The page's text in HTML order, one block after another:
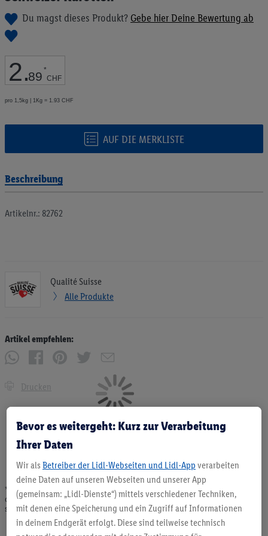
Du magst dieses Produkt? Gebe hier Deine Bewertung ab
2.89 *
CHF
pro 1,5kg | 1Kg = 1.93 CHF
AUF DIE MERKLISTE
springen
Beschreibung
Artikelnr.: 82762
Qualité Suisse
Alle Produkte
Artikel empfehlen:
Drucken
* Angebote solange Vorrat. Abgabe nur in haushaltsüblichen Mengen. Verkauf
ohne Dekoration. Die hier beworbenen Produkte, vor allem NonFood-Produkte,
sind nicht alle dauerhaft im Sortiment. Abbildungen ähnlich.
Bevor es weitergeht: Kurz zur Verarbeitung
Ihrer Daten
Wir als Betreiber der Lidl-Webseiten und Lidl-App verarbeiten
deine Daten auf unseren Webseiten und unserer App
(gemeinsam: „Lidl-Dienste“) mittels verschiedener Techniken,
mit denen eine Speicherung und ein Zugriff auf Informationen
in deinem Endgerät erfolgt. Diese sind teilweise technisch